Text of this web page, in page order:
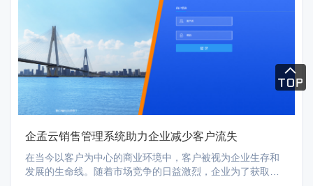
企孟云销售管理系统助力企业减少客户流失
在当今以客户为中心的商业环境中，客户被视为企业生存和
发展的生命线。随着市场竞争的日益激烈，企业为了获取新